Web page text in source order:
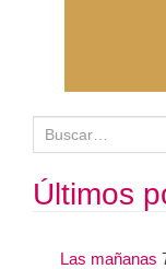
u
s
c
Últimos
Las mañanas